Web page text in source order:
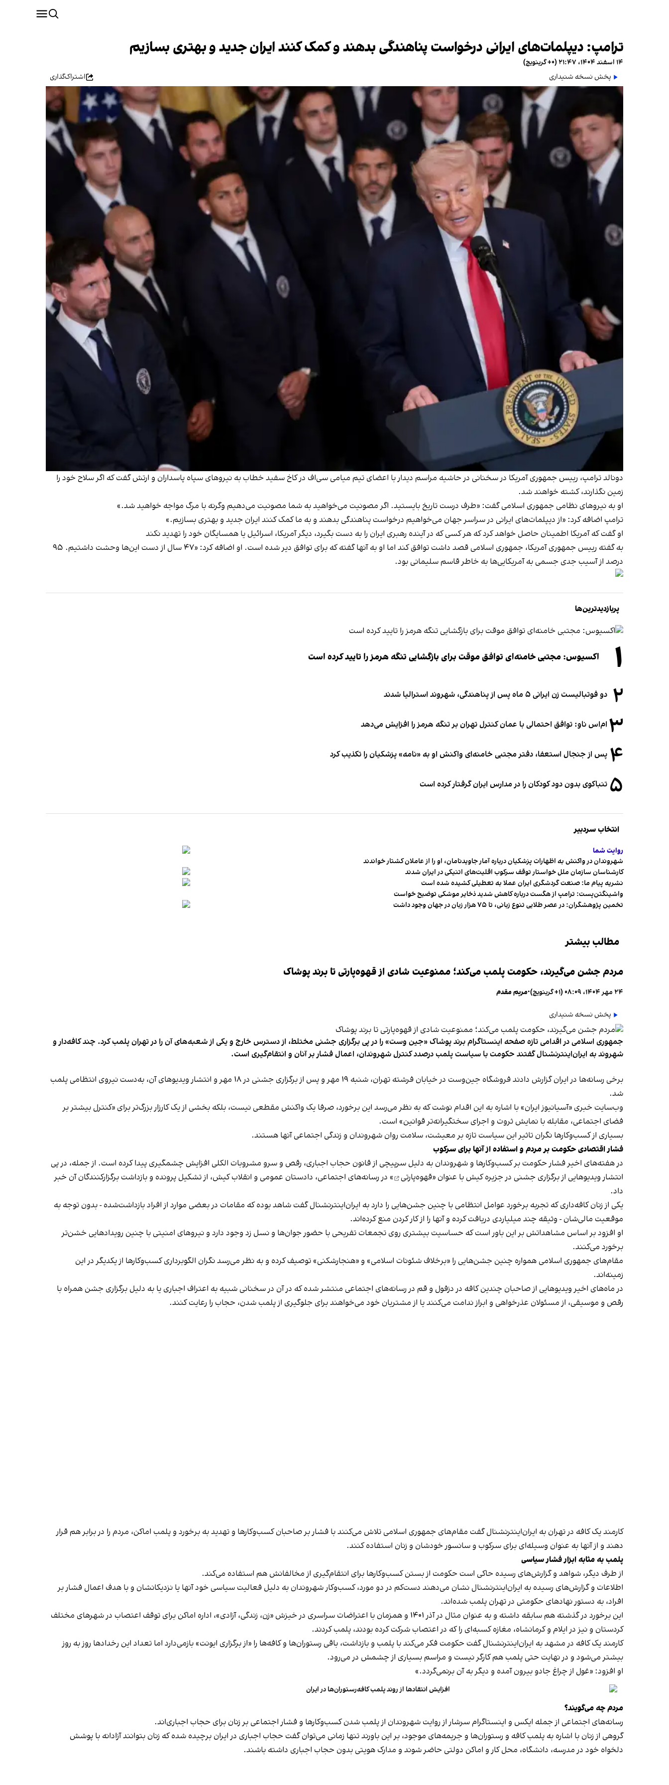
ترامپ: دیپلمات‌های ایرانی درخواست پناهندگی بدهند و کمک کنند ایران جدید و بهتری بسازیم
۱۴ اسفند ۱۴۰۴، ۲۱:۴۷ (‎+۰ گرینویچ)
پخش نسخه شنیداری
اشتراک‌گذاری
دونالد ترامپ، رییس جمهوری آمریکا در سخنانی در حاشیه مراسم دیدار با اعضای تیم میامی سی‌اف در کاخ سفید خطاب به نیروهای سپاه پاسداران و ارتش گفت که اگر سلاح خود را
زمین نگذارند، کشته خواهند شد.
او به نیروهای نظامی جمهوری اسلامی گفت: «طرف درست تاریخ بایستید. اگر مصونیت می‌خواهید به شما مصونیت می‌دهیم وگرنه با مرگ مواجه خواهید شد.»
ترامپ اضافه کرد: «از دیپلمات‌های ایرانی در سراسر جهان می‌خواهیم درخواست پناهندگی بدهند و به ما کمک کنند ایران جدید و بهتری بسازیم.»
او گفت که آمریکا اطمینان حاصل خواهد کرد که هر کسی که در آینده رهبری ایران را به دست بگیرد، دیگر آمریکا، اسرائیل یا همسایگان خود را تهدید نکند
به گفته رییس جمهوری آمریکا، جمهوری اسلامی قصد داشت توافق کند اما او به آنها گفته که برای توافق دیر شده است. او اضافه کرد: «۴۷ سال از دست این‌ها وحشت داشتیم. ۹۵
درصد از آسیب جدی جسمی به آمریکایی‌ها به خاطر قاسم سلیمانی بود.
پربازدیدترین‌ها
۱ اکسیوس: مجتبی خامنه‌ای توافق موقت برای بازگشایی تنگه هرمز را تایید کرده است
۲ دو فوتبالیست زن ایرانی ۵ ماه پس از پناهندگی، شهروند استرالیا شدند
۳ ام‌اس ناو: توافق احتمالی با عمان کنترل تهران بر تنگه هرمز را افزایش می‌دهد
۴ پس از جنجال استعفا، دفتر مجتبی خامنه‌ای واکنش او به «نامه» پزشکیان را تکذیب کرد
۵ تنباکوی بدون دود کودکان را در مدارس ایران گرفتار کرده است
انتخاب سردبیر
روایت شما
شهروندان در واکنش به اظهارات پزشکیان درباره آمار جاویدنامان، او را از عاملان کشتار خواندند
کارشناسان سازمان ملل خواستار توقف سرکوب اقلیت‌های اتنیکی در ایران شدند
نشریه پیام ما: صنعت گردشگری ایران عملا به تعطیلی کشیده شده است
واشینگتن‌پست: ترامپ از هگست درباره کاهش شدید ذخایر موشکی توضیح خواست
تخمین پژوهشگران: در عصر طلایی تنوع زبانی، تا ۷۵ هزار زبان در جهان وجود داشت
مطالب بیشتر
مردم جشن می‌گیرند، حکومت پلمب می‌کند؛ ممنوعیت شادی از قهوه‌پارتی تا برند پوشاک
۲۴ مهر ۱۴۰۴، ۰۸:۰۹ (‎+۱ گرینویچ) •مریم مقدم
پخش نسخه شنیداری
جمهوری اسلامی در اقدامی تازه صفحه اینستاگرام برند پوشاک «جین وست» را در پی برگزاری جشنی مختلط، از دسترس خارج و یکی از شعبه‌های آن را در تهران پلمب کرد. چند کافه‌‌دار و
شهروند به ایران‌اینترنشنال گفتند حکومت با سیاست پلمب درصدد کنترل شهروندان، اعمال فشار بر آنان و انتقام‌گیری است.
برخی رسانه‌ها در ایران گزارش دادند فروشگاه جین‌وست در خیابان فرشته تهران، شنبه ۱۹ مهر و پس از برگزاری جشنی در ۱۸ مهر و انتشار ویدیوهای آن، به‌دست نیروی انتظامی پلمب
شد.
وب‌سایت خبری «آسیانیوز ایران» با اشاره به این اقدام نوشت که به نظر می‌رسد این برخورد، صرفا یک واکنش مقطعی نیست، بلکه بخشی از یک کارزار بزرگ‌تر برای «کنترل بیشتر بر
فضای اجتماعی، مقابله با نمایش ثروت و اجرای سختگیرانه‌تر قوانین» است.
بسیاری از کسب‌وکارها نگران تاثیر این سیاست‌ تازه بر معیشت، سلامت روان شهروندان و زندگی اجتماعی آنها هستند.
فشار اقتصادی حکومت بر مردم و استفاده از آنها برای سرکوب
در هفته‌های اخیر فشار حکومت بر کسب‌وکارها و شهروندان به دلیل سرپیچی از قانون حجاب اجباری، رقص و سرو مشروبات الکلی افزایش چشمگیری پیدا کرده است. از جمله، در پی
انتشار ویدیوهایی از برگزاری جشنی در جزیره کیش با عنوان «قهوه‌پارتی
» در رسانه‌های اجتماعی، دادستان عمومی و انقلاب کیش، از تشکیل پرونده و بازداشت برگزارکنندگان آن خبر
داد.
یکی از زنان کافه‌داری که تجربه برخورد عوامل انتظامی با چنین جشن‌هایی را دارد به ایران‌اینترنشنال گفت شاهد بوده که مقامات در بعضی موارد از افراد بازداشت‌‌شده - بدون توجه به
موقعیت مالی‌شان - وثیقه چند میلیاردی دریافت کرده و آنها را از کار کردن منع کرده‌اند.
او افزود بر اساس مشاهداتش بر این باور است که حساسیت بیشتری روی تجمعات تفریحی با حضور جوان‌ها و نسل زد وجود دارد و نیروهای امنیتی با چنین رویدادهایی خشن‌تر
برخورد می‌کنند.
مقام‌های جمهوری اسلامی همواره چنین جشن‌هایی را «برخلاف شئونات اسلامی» و «هنجارشکنی» توصیف کرده و به نظر می‌رسد نگران الگوبرداری کسب‌وکارها از یکدیگر در این
زمینه‌اند.
در ماه‌های اخیر ویدیوهایی از صاحبان چندین کافه در دزفول و قم در رسانه‌های اجتماعی منتشر شده که در آن در سخنانی شبیه به اعتراف اجباری یا به دلیل برگزاری جشن همراه با
رقص و موسیقی، از مسئولان عذرخواهی و ابراز ندامت می‌کنند یا از مشتریان خود می‌خواهند برای جلوگیری از پلمب شدن، حجاب را رعایت کنند.
کارمند یک کافه در تهران به ایران‌اینترنشنال گفت مقام‌های جمهوری اسلامی تلاش می‌کنند با فشار بر صاحبان کسب‌وکارها و تهدید به برخورد و پلمب اماکن، مردم را در برابر هم قرار
دهند و از آنها به عنوان وسیله‌ای برای سرکوب و سانسور خودشان و زنان استفاده کنند.
پلمب به مثابه ابزار فشار سیاسی
از طرف دیگر، شواهد و گزارش‌های رسیده حاکی است حکومت از بستن کسب‌وکارها برای انتقام‌گیری از مخالفانش هم استفاده می‌کند.
اطلاعات و گزارش‌های رسیده به ایران‌اینترنشنال نشان می‌دهند دست‌کم در دو مورد، کسب‌وکار شهروندان به دلیل فعالیت سیاسی خود آنها یا نزدیکانشان و با هدف اعمال فشار بر
افراد، به دستور نهادهای حکومتی در تهران پلمب شده‌اند.
این برخورد در گذشته هم سابقه داشته و به عنوان مثال در آذر ۱۴۰۱ و همزمان با اعتراضات سراسری در خیزش «زن، زندگی، آزادی»، اداره اماکن برای توقف اعتصاب در شهرهای مختلف
کردستان و نیز در ایلام و کرمانشاه، مغازه کسبه‌ای را که در اعتصاب شرکت کرده بودند، پلمب کردند.
کارمند یک کافه در مشهد به ایران‌اینترنشنال گفت حکومت فکر می‌کند با پلمب و بازداشت، باقی رستوران‌ها و کافه‌ها را «از برگزاری ایونت» بازمی‌دارد اما تعداد این رخدادها روز به روز
بیشتر می‌شود و در نهایت حتی پلمب هم کارگر نیست و مراسم بسیاری از چشمش در می‌رود.
او افزود: «غول از چراغ جادو بیرون آمده و دیگر به آن برنمی‎‌گردد.»
افزایش انتقادها از روند پلمب کافه‌رستوران‌ها در ایران
مردم چه می‌گویند؟
رسانه‎‌های اجتماعی از جمله ایکس و اینستاگرام سرشار از روایت شهروندان از پلمب شدن کسب‌وکارها و فشار اجتماعی بر زنان برای حجاب اجباری‌اند.
گروهی از زنان با اشاره به پلمب کافه و رستوران‌ها و جریمه‌های موجود، بر این باورند تنها زمانی می‌توان گفت حجاب اجباری در ایران برچیده شده که زنان بتوانند آزادانه با پوشش
دلخواه خود در مدرسه، دانشگاه، محل کار و اماکن دولتی حاضر شوند و مدارک هویتی بدون حجاب اجباری داشته باشند.